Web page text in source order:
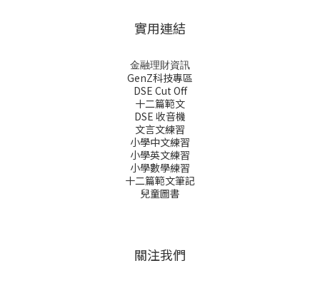
實用連結
金融理財資訊
GenZ科技專區
DSE Cut Off
十二篇範文
DSE 收音機
文言文練習
小學中文練習
小學英文練習
小學數學練習
十二篇範文筆記
兒童圖書
關注我們